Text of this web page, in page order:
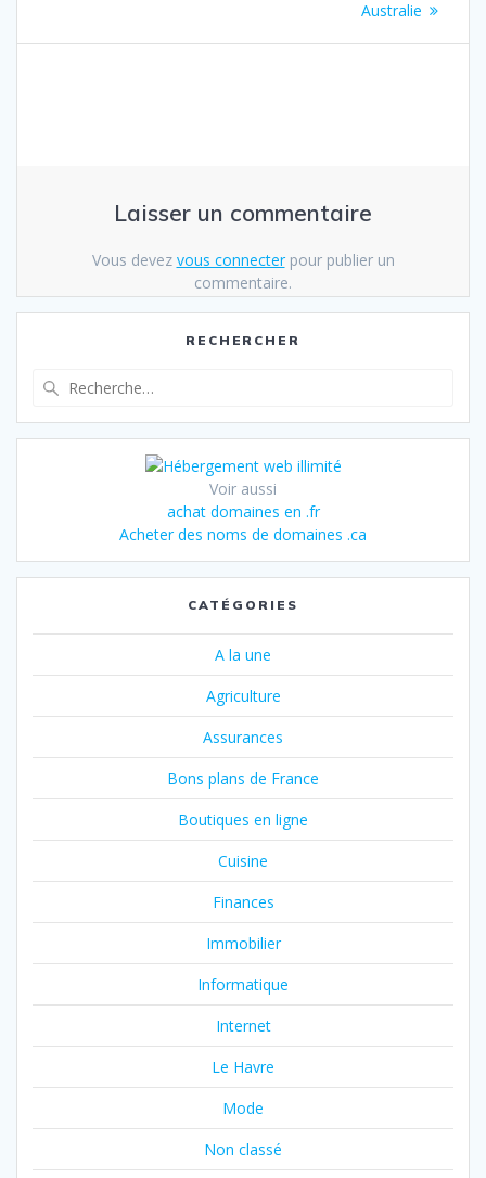
Australie
Laisser un commentaire
Vous devez vous connecterpour publier un
commentaire.
RECHERCHER
:
Voir aussi
achat domaines en .fr
Acheter des noms de domaines .ca
CATÉGORIES
A la une
Agriculture
Assurances
Bons plans de France
Boutiques en ligne
Cuisine
Finances
Immobilier
Informatique
Internet
Le Havre
Mode
Non classé